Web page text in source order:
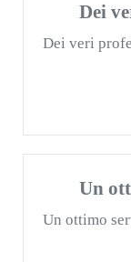
Dei
Dei veri
Un
Un ottimo